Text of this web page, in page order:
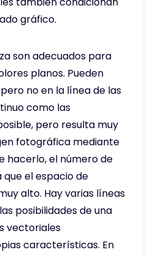
gráfico.
son adecuados para
planos. Pueden
no en la línea de las
como las
pero resulta muy
fotográfica mediante
hacerlo, el número de
el espacio de
alto. Hay varias líneas
posibilidades de una
vectoriales
características. En